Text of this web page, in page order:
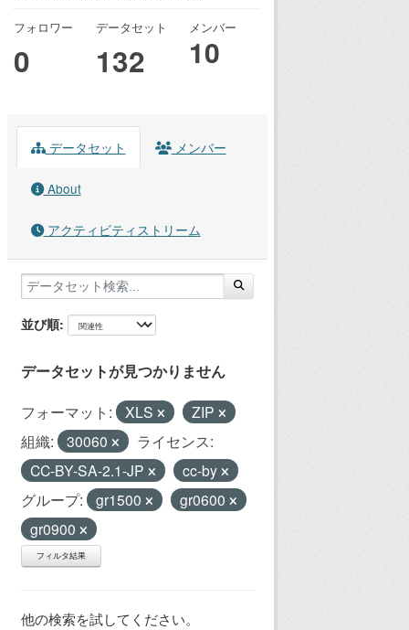
フォロワー
0
データセット
132
メンバー
10
データセット メンバー
About
アクティビティストリーム
並び順
データセットが見つかりません
フォーマット: XLS
ZIP
組織:
30060
ライセンス:
CC-BY-SA-2.1-JP
cc-by
グループ:
gr1500
gr0600
gr0900
フィルタ結果
他の検索を試してください。